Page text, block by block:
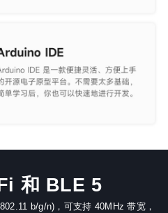
和 BLE 5
b/g/n)，可支持 40MHz 带宽，